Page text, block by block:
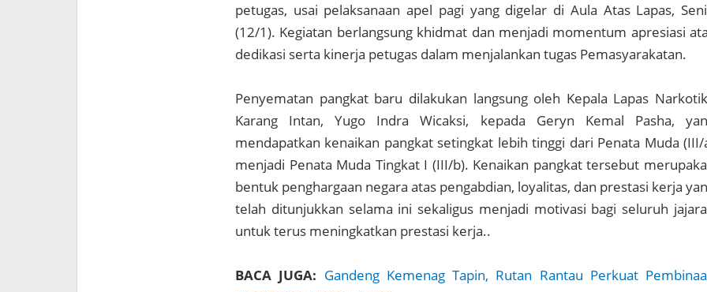
petugas, usai pelaksanaan apel pagi yang digelar di Aula Atas Lapas,
(12/1). Kegiatan berlangsung khidmat dan menjadi momentum apresiasi
dedikasi serta kinerja petugas dalam menjalankan tugas Pemasyarakatan.
Penyematan pangkat baru dilakukan langsung oleh Kepala Lapas
Karang Intan, Yugo Indra Wicaksi, kepada Geryn Kemal Pasha,
mendapatkan kenaikan pangkat setingkat lebih tinggi dari Penata Muda (III/
menjadi Penata Muda Tingkat I (III/b). Kenaikan pangkat tersebut
bentuk penghargaan negara atas pengabdian, loyalitas, dan prestasi kerja
telah ditunjukkan selama ini sekaligus menjadi motivasi bagi seluruh
untuk terus meningkatkan prestasi kerja..
BACA JUGA: Gandeng Kemenag Tapin, Rutan Rantau Perkuat